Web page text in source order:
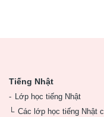
Tiếng Nhật
Lớp học tiếng Nhật
Các lớp học tiếng Nhật